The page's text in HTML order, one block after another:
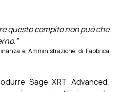
questo compito non può che
e Amministrazione di Fabbrica
Sage XRT Advanced,